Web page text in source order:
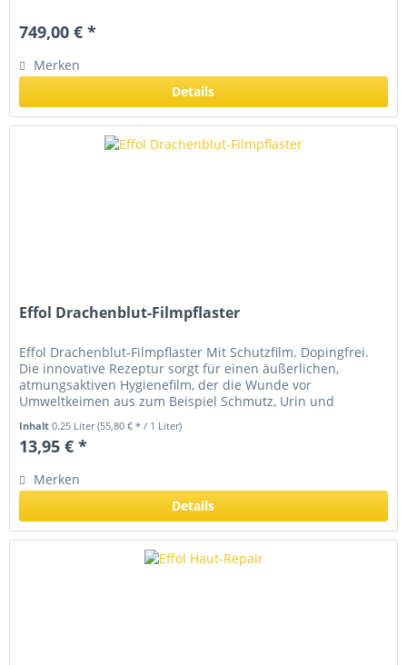
749,00 € *
Merken
Details
Effol Drachenblut-Filmpflaster
Effol Drachenblut-Filmpflaster Mit Schutzfilm. Dopingfrei.
Die innovative Rezeptur sorgt für einen äußerlichen,
atmungsaktiven Hygienefilm, der die Wunde vor
Umweltkeimen aus zum Beispiel Schmutz, Urin und
Inhalt0.25 Liter(55,80 € * / 1 Liter)
13,95 € *
Merken
Details